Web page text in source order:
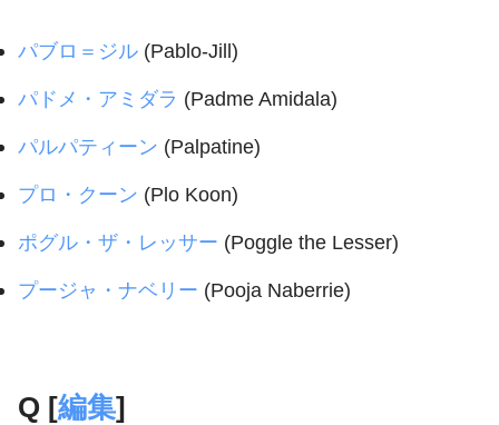
パブロ＝ジル (Pablo-Jill)
パドメ・アミダラ (Padme Amidala)
パルパティーン (Palpatine)
プロ・クーン (Plo Koon)
ポグル・ザ・レッサー (Poggle the Lesser)
プージャ・ナベリー (Pooja Naberrie)
Q [編集]